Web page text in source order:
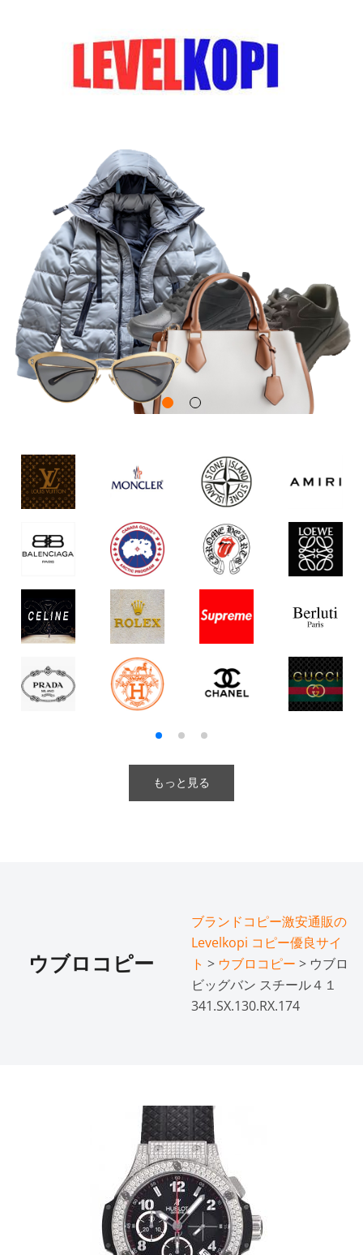
もっと見る
ウブロコピー
ブランドコピー激安通販の
Levelkopi コピー優良サイ
ト > ウブロコピー > ウブロ
ビッグバン スチール４１
341.SX.130.RX.174